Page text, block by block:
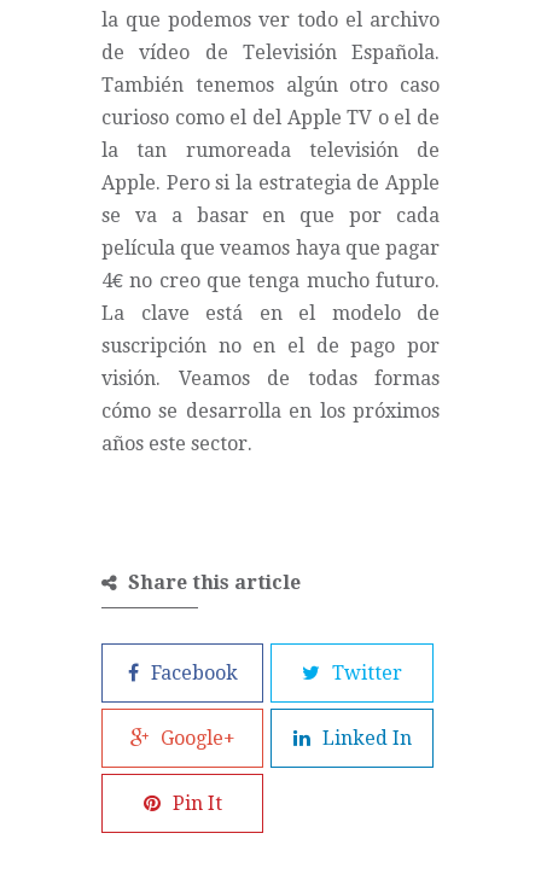
la que podemos ver todo el archivo
de vídeo de Televisión Española.
También tenemos algún otro caso
curioso como el del Apple TV o el de
la tan rumoreada televisión de
Apple. Pero si la estrategia de Apple
se va a basar en que por cada
película que veamos haya que pagar
4€ no creo que tenga mucho futuro.
La clave está en el modelo de
suscripción no en el de pago por
visión. Veamos de todas formas
cómo se desarrolla en los próximos
años este sector.
Share this article
Facebook Twitter
Google+ Linked In
Pin It